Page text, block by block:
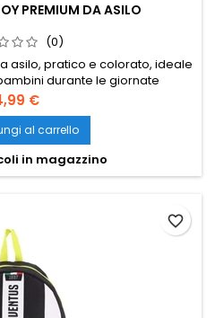
PREMIUM DA ASILO
(0)
asilo, pratico e colorato, ideale
durante le giornate
il cambio, la merenda e i
personali.
€
al carrello
in magazzino
favorite_border